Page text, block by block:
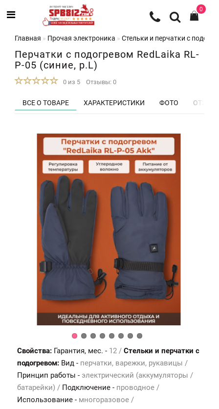
0
Главная Прочая электроника Стельки и перчатки с
Перчатки с подогревом RedLaika RL-
P-05 (синие, р.L)
0 из 5 Отзывы: 0
ВСЕ О ТОВАРЕ ХАРАКТЕРИСТИКИ ФОТО
Свойства: Гарантия, мес. - 12 / Стельки и перчатки с
подогревом: Вид - перчатки, варежки, рукавицы /
Принцип работы - электрический (аккумуляторы /
батарейки) / Подключение - проводное /
Использование - многоразовое /